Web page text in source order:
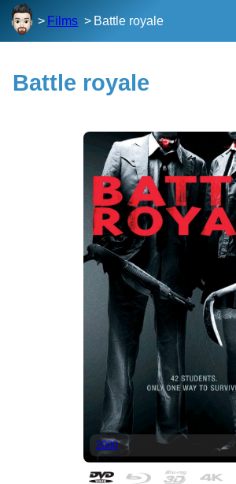
Films Battle royale
Battle royale
2000